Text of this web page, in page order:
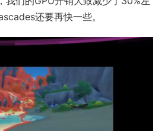
还要再快一些。